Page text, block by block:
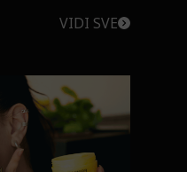
VIDI SVE